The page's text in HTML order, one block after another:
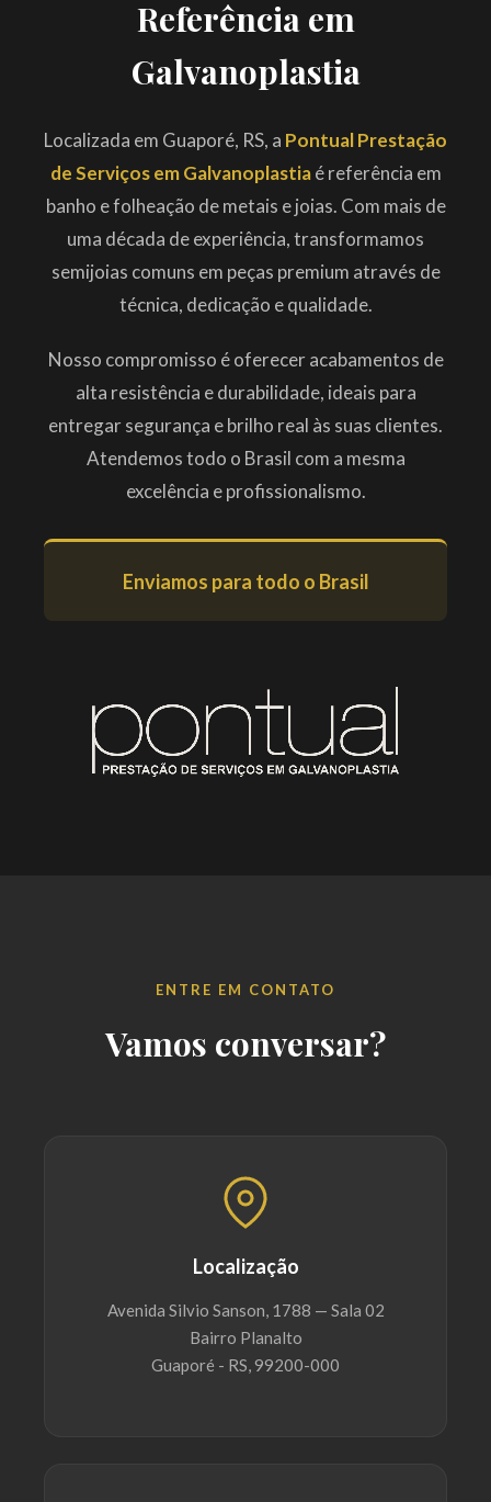
Referência em
Galvanoplastia
Localizada em Guaporé, RS, a Pontual Prestação
de Serviços em Galvanoplastiaé referência em
banho e folheação de metais e joias. Com mais de
uma década de experiência, transformamos
semijoias comuns em peças premium através de
técnica, dedicação e qualidade.
Nosso compromisso é oferecer acabamentos de
alta resistência e durabilidade, ideais para
entregar segurança e brilho real às suas clientes.
Atendemos todo o Brasil com a mesma
excelência e profissionalismo.
Enviamos para todo o Brasil
ENTRE EM CONTATO
Vamos conversar?
Localização
Avenida Silvio Sanson, 1788 — Sala 02
Bairro Planalto
Guaporé - RS, 99200-000